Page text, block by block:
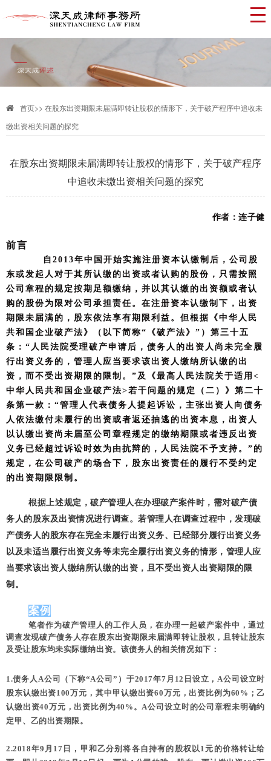
首页>> 在股东出资期限未届满即转让股权的情形下，关于破产程序中追收未
缴出资相关问题的探究
在股东出资期限未届满即转让股权的情形下，关于破产程序
中追收未缴出资相关问题的探究
作者：连子健
前言
自2013年中国开始实施注册资本认缴制后，公司股
东或发起人对于其所认缴的出资或者认购的股份，只需按照
公司章程的规定按期足额缴纳，并以其认缴的出资额或者认
购的股份为限对公司承担责任。在注册资本认缴制下，出资
期限未届满的，股东依法享有期限利益。但根据《中华人民
共和国企业破产法》（以下简称“《破产法》”）第三十五
条：“人民法院受理破产申请后，债务人的出资人尚未完全履
行出资义务的，管理人应当要求该出资人缴纳所认缴的出
资，而不受出资期限的限制。”及《最高人民法院关于适用<
中华人民共和国企业破产法>若干问题的规定（二）》第二十
条第一款：“管理人代表债务人提起诉讼，主张出资人向债务
人依法缴付未履行的出资或者返还抽逃的出资本息，出资人
以认缴出资尚未届至公司章程规定的缴纳期限或者违反出资
义务已经超过诉讼时效为由抗辩的，人民法院不予支持。”的
规定，在公司破产的场合下，股东出资责任的履行不受约定
的出资期限限制。
根据上述规定，破产管理人在办理破产案件时，需对破产债
务人的股东及出资情况进行调查。若管理人在调查过程中，发现破
产债务人的股东存在完全未履行出资义务、已经部分履行出资义务
以及未适当履行出资义务等未完全履行出资义务的情形，管理人应
当要求该出资人缴纳所认缴的出资，且不受出资人出资期限的限
制。
案例
笔者作为破产管理人的工作人员，在办理一起破产案件中，通过
调查发现破产债务人存在股东出资期限未届满即转让股权，且转让股东
及受让股东均未实际缴纳出资。该债务人的相关情况如下：
1.债务人A公司（下称“A公司”）于2017年7月12日设立，A公司设立时
股东认缴出资100万元，其中甲认缴出资60万元，出资比例为60%；乙
认缴出资40万元，出资比例为40%。A公司设立时的公司章程未明确约
定甲、乙的出资期限。
2.2018年9月17日，甲和乙分别将各自持有的股权以1元的价格转让给